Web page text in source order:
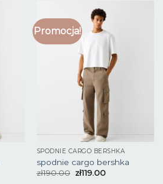
Promocja!
SPODNIE CARGO BERSHKA
spodnie cargo bershka
zł190.00 zł119.00